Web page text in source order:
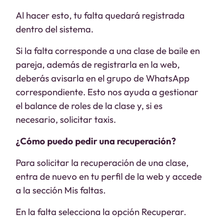
Al hacer esto, tu falta quedará registrada
dentro del sistema.
Si la falta corresponde a una clase de baile en
pareja, además de registrarla en la web,
deberás avisarla en el grupo de WhatsApp
correspondiente. Esto nos ayuda a gestionar
el balance de roles de la clase y, si es
necesario, solicitar taxis.
¿Cómo puedo pedir una recuperación?
Para solicitar la recuperación de una clase,
entra de nuevo en tu perfil de la web y accede
a la sección Mis faltas.
En la falta selecciona la opción Recuperar.